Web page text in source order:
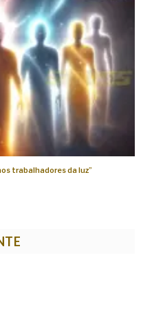
trabalhadores da luz”